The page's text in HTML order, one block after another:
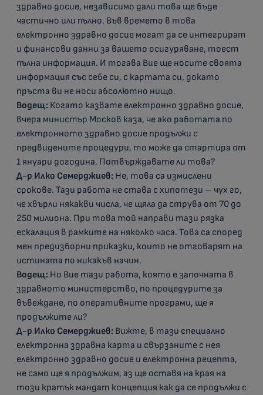
здравно досие, независимо дали това ще бъде
частично или пълно. Във времето в това
електронно здравно досие могат да се интегрират
и финансови данни за вашето осигуряване, тоест
пълна информация. И тогава Вие ще носите своята
информация със себе си, с картата си, докато
пръста ви не носи абсолютно нищо.
Водещ: Когато казвате електронно здравно досие,
вчера министър Москов каза, че ако работата по
електронното здравно досие продължи с
предвидените процедури, то може да стартира от
1 януари догодина. Потвърждавате ли това?
Д-р Илко Семерджиев: Не, това са измислени
срокове. Тази работа не става с хипотези – чух го,
че хвърли някакви числа, че щяла да струва от 70 до
250 милиона. При това той направи тази рязка
ескалация в рамките на няколко часа. Това са според
мен предизборни приказки, които не отговарят на
истината по никакъв начин.
Водещ: Но Вие тази работа, която е започната в
здравното министерство, по процедурите за
въвеждане, по оперативните програми, ще я
продължите ли?
Д-р Илко Семерджиев: Вижте, в тази специално
електронна здравна карта и свързаните с нея
електронно здравно досие и електронна рецепта,
не само ще я продължим, аз ще оставя на края на
този кратък мандат концепция как да се продължи с